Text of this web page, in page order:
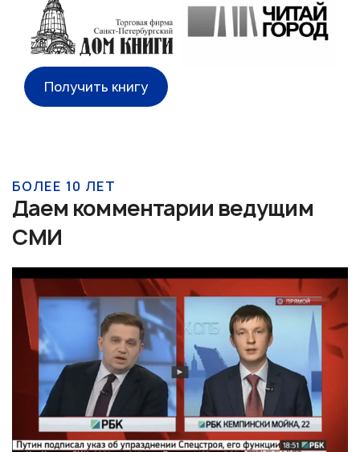
Получить книгу
БОЛЕЕ 10 ЛЕТ
Даем комментарии ведущим
СМИ